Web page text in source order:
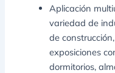
Aplicación
variedad de
de
exposiciones
dormitorios,